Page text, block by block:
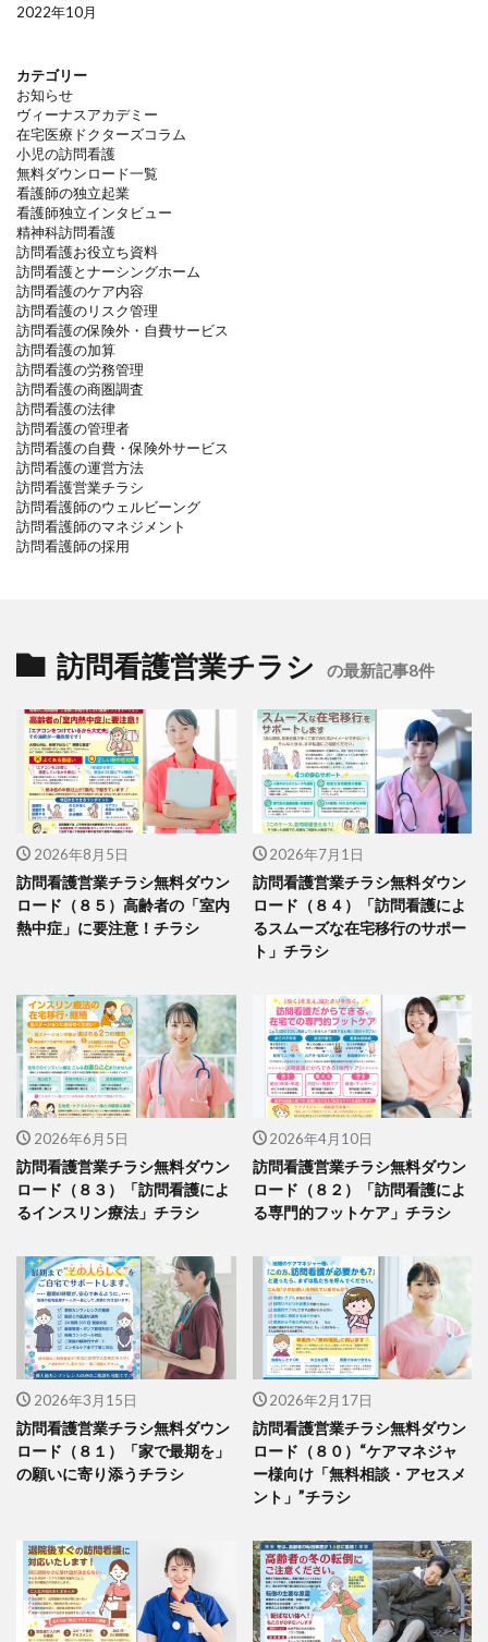
2022年10月
カテゴリー
お知らせ
ヴィーナスアカデミー
在宅医療ドクターズコラム
小児の訪問看護
無料ダウンロード一覧
看護師の独立起業
看護師独立インタビュー
精神科訪問看護
訪問看護お役立ち資料
訪問看護とナーシングホーム
訪問看護のケア内容
訪問看護のリスク管理
訪問看護の保険外・自費サービス
訪問看護の加算
訪問看護の労務管理
訪問看護の商圏調査
訪問看護の法律
訪問看護の管理者
訪問看護の自費・保険外サービス
訪問看護の運営方法
訪問看護営業チラシ
訪問看護師のウェルビーング
訪問看護師のマネジメント
訪問看護師の採用
訪問看護営業チラシ の最新記事8件
2026年8月5日
訪問看護営業チラシ無料ダウン
ロード（８５）高齢者の「室内
熱中症」に要注意！チラシ
2026年7月1日
訪問看護営業チラシ無料ダウン
ロード（８４）「訪問看護によ
るスムーズな在宅移行のサポー
ト」チラシ
2026年6月5日
訪問看護営業チラシ無料ダウン
ロード（８３）「訪問看護によ
るインスリン療法」チラシ
2026年4月10日
訪問看護営業チラシ無料ダウン
ロード（８２）「訪問看護によ
る専門的フットケア」チラシ
2026年3月15日
訪問看護営業チラシ無料ダウン
ロード（８１）「家で最期を」
の願いに寄り添うチラシ
2026年2月17日
訪問看護営業チラシ無料ダウン
ロード（８０）“ケアマネジャ
ー様向け「無料相談・アセスメ
ント」”チラシ